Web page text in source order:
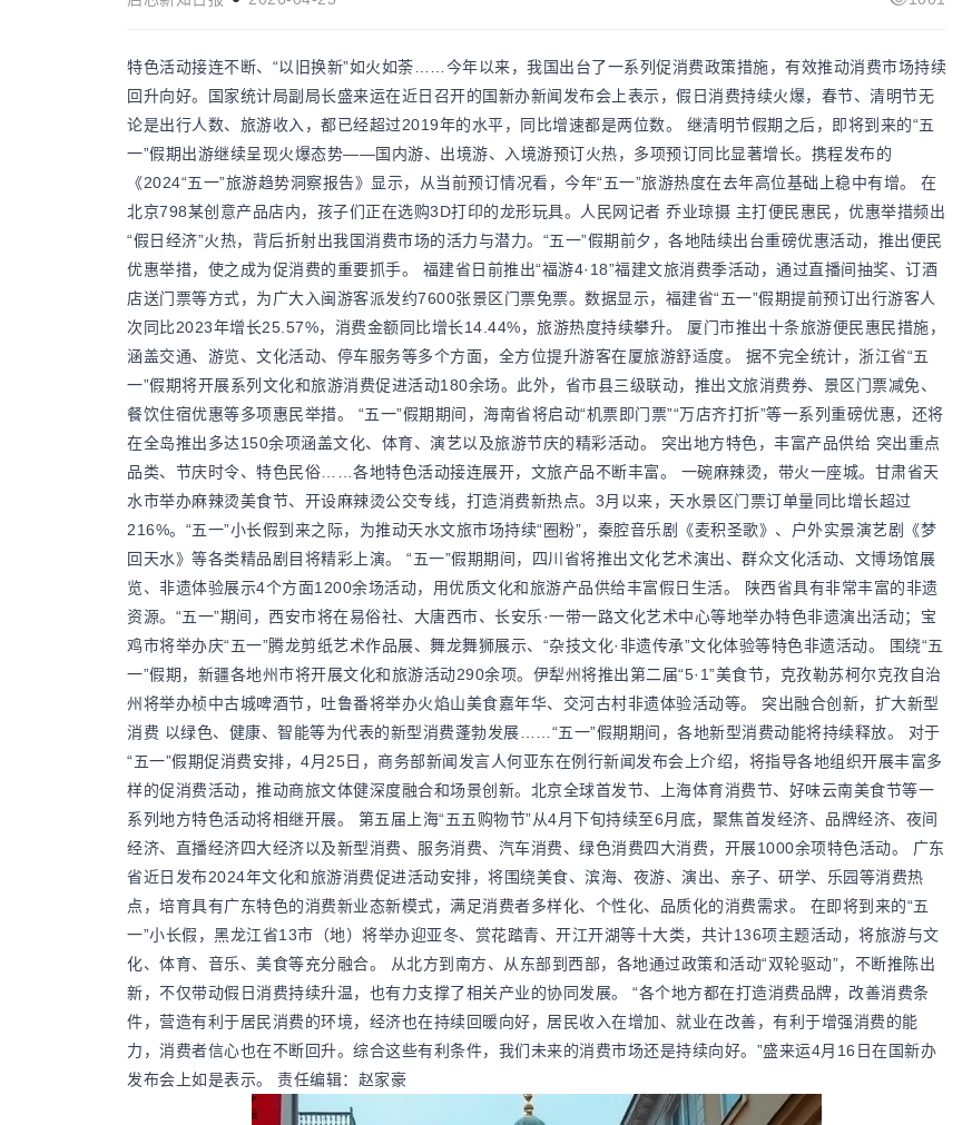
特色活动接连不断、“以旧换新”如火如荼……今年以来，我国出台了一系列促消费政策措施，有效推动消费市场持续
回升向好。国家统计局副局长盛来运在近日召开的国新办新闻发布会上表示，假日消费持续火爆，春节、清明节无
论是出行人数、旅游收入，都已经超过2019年的水平，同比增速都是两位数。 继清明节假期之后，即将到来的“五
一”假期出游继续呈现火爆态势——国内游、出境游、入境游预订火热，多项预订同比显著增长。携程发布的
《2024“五一”旅游趋势洞察报告》显示，从当前预订情况看，今年“五一”旅游热度在去年高位基础上稳中有增。 在
北京798某创意产品店内，孩子们正在选购3D打印的龙形玩具。人民网记者 乔业琼摄 主打便民惠民，优惠举措频出
“假日经济”火热，背后折射出我国消费市场的活力与潜力。“五一”假期前夕，各地陆续出台重磅优惠活动，推出便民
优惠举措，使之成为促消费的重要抓手。 福建省日前推出“福游4·18”福建文旅消费季活动，通过直播间抽奖、订酒
店送门票等方式，为广大入闽游客派发约7600张景区门票免票。数据显示，福建省“五一”假期提前预订出行游客人
次同比2023年增长25.57%，消费金额同比增长14.44%，旅游热度持续攀升。 厦门市推出十条旅游便民惠民措施，
涵盖交通、游览、文化活动、停车服务等多个方面，全方位提升游客在厦旅游舒适度。 据不完全统计，浙江省“五
一”假期将开展系列文化和旅游消费促进活动180余场。此外，省市县三级联动，推出文旅消费券、景区门票减免、
餐饮住宿优惠等多项惠民举措。 “五一”假期期间，海南省将启动“机票即门票”“万店齐打折”等一系列重磅优惠，还将
在全岛推出多达150余项涵盖文化、体育、演艺以及旅游节庆的精彩活动。 突出地方特色，丰富产品供给 突出重点
品类、节庆时令、特色民俗……各地特色活动接连展开，文旅产品不断丰富。 一碗麻辣烫，带火一座城。甘肃省天
水市举办麻辣烫美食节、开设麻辣烫公交专线，打造消费新热点。3月以来，天水景区门票订单量同比增长超过
216%。“五一”小长假到来之际，为推动天水文旅市场持续“圈粉”，秦腔音乐剧《麦积圣歌》、户外实景演艺剧《梦
回天水》等各类精品剧目将精彩上演。 “五一”假期期间，四川省将推出文化艺术演出、群众文化活动、文博场馆展
览、非遗体验展示4个方面1200余场活动，用优质文化和旅游产品供给丰富假日生活。 陕西省具有非常丰富的非遗
资源。“五一”期间，西安市将在易俗社、大唐西市、长安乐·一带一路文化艺术中心等地举办特色非遗演出活动；宝
鸡市将举办庆“五一”腾龙剪纸艺术作品展、舞龙舞狮展示、“杂技文化·非遗传承”文化体验等特色非遗活动。 围绕“五
一”假期，新疆各地州市将开展文化和旅游活动290余项。伊犁州将推出第二届“5·1”美食节，克孜勒苏柯尔克孜自治
州将举办桢中古城啤酒节，吐鲁番将举办火焰山美食嘉年华、交河古村非遗体验活动等。 突出融合创新，扩大新型
消费 以绿色、健康、智能等为代表的新型消费蓬勃发展……“五一”假期期间，各地新型消费动能将持续释放。 对于
“五一”假期促消费安排，4月25日，商务部新闻发言人何亚东在例行新闻发布会上介绍，将指导各地组织开展丰富多
样的促消费活动，推动商旅文体健深度融合和场景创新。北京全球首发节、上海体育消费节、好味云南美食节等一
系列地方特色活动将相继开展。 第五届上海“五五购物节”从4月下旬持续至6月底，聚焦首发经济、品牌经济、夜间
经济、直播经济四大经济以及新型消费、服务消费、汽车消费、绿色消费四大消费，开展1000余项特色活动。 广东
省近日发布2024年文化和旅游消费促进活动安排，将围绕美食、滨海、夜游、演出、亲子、研学、乐园等消费热
点，培育具有广东特色的消费新业态新模式，满足消费者多样化、个性化、品质化的消费需求。 在即将到来的“五
一”小长假，黑龙江省13市（地）将举办迎亚冬、赏花踏青、开江开湖等十大类，共计136项主题活动，将旅游与文
化、体育、音乐、美食等充分融合。 从北方到南方、从东部到西部，各地通过政策和活动“双轮驱动”，不断推陈出
新，不仅带动假日消费持续升温，也有力支撑了相关产业的协同发展。 “各个地方都在打造消费品牌，改善消费条
件，营造有利于居民消费的环境，经济也在持续回暖向好，居民收入在增加、就业在改善，有利于增强消费的能
力，消费者信心也在不断回升。综合这些有利条件，我们未来的消费市场还是持续向好。”盛来运4月16日在国新办
发布会上如是表示。 责任编辑：赵家豪
消费”密集发
国际新闻
中国元首外交的魅力与担当：如何？为
何？国际舞台上的温暖力量
启芯新知日报 2026-07-13
国际新闻
（奋斗者的新时代）中国青年建设者为改
善斯里兰卡社会经济发展奋斗海外
启芯新知日报 2026-04-21